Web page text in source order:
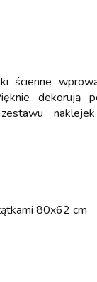
ścienne
dekorują
80x62 cm